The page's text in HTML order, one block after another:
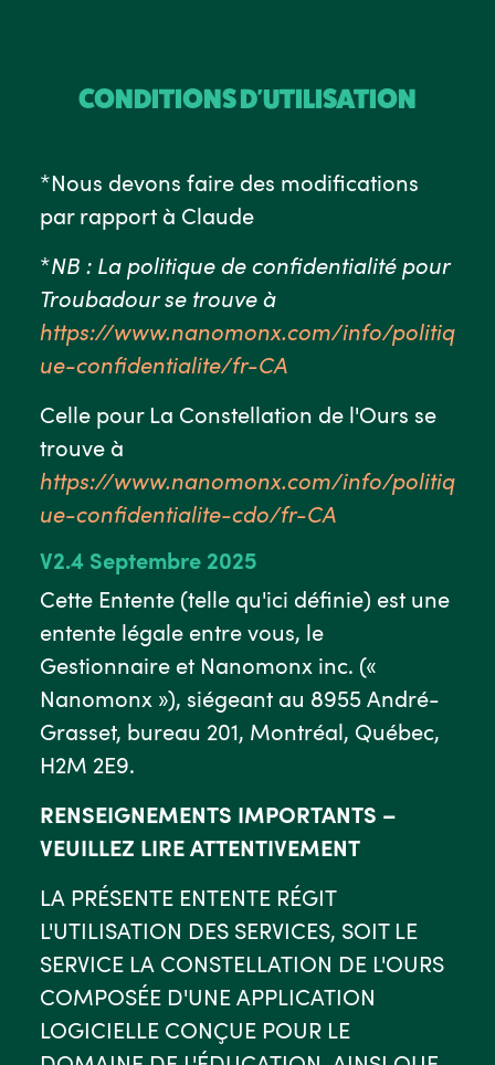
CONDITIONS D'UTILISATION
*Nous devons faire des modifications
par rapport à Claude
*NB : La politique de confidentialité pour
Troubadour se trouve à
https://www.nanomonx.com/info/politiq
ue-confidentialite/fr-CA
Celle pour La Constellation de l'Ours se
trouve à
https://www.nanomonx.com/info/politiq
ue-confidentialite-cdo/fr-CA
V2.4 Septembre 2025
Cette Entente (telle qu'ici définie) est une
entente légale entre vous, le
Gestionnaire et Nanomonx inc. («
Nanomonx »), siégeant au 8955 André-
Grasset, bureau 201, Montréal, Québec,
H2M 2E9.
RENSEIGNEMENTS IMPORTANTS –
VEUILLEZ LIRE ATTENTIVEMENT
LA PRÉSENTE ENTENTE RÉGIT
L'UTILISATION DES SERVICES, SOIT LE
SERVICE LA CONSTELLATION DE L'OURS
COMPOSÉE D'UNE APPLICATION
LOGICIELLE CONÇUE POUR LE